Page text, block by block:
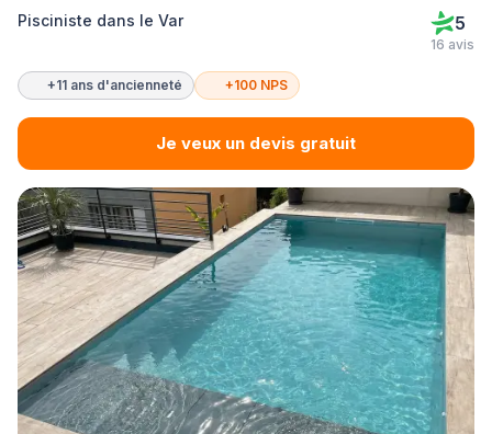
Pisciniste dans le Var 5
16 avis
+11 ans d'ancienneté +100 NPS
Je veux un devis gratuit